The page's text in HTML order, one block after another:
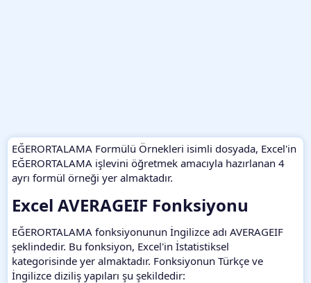
EĞERORTALAMA Formülü Örnekleri isimli dosyada, Excel'in
EĞERORTALAMA işlevini öğretmek amacıyla hazırlanan 4
ayrı formül örneği yer almaktadır.
Excel AVERAGEIF Fonksiyonu​
EĞERORTALAMA fonksiyonunun İngilizce adı AVERAGEIF
şeklindedir. Bu fonksiyon, Excel'in İstatistiksel
kategorisinde yer almaktadır. Fonksiyonun Türkçe ve
İngilizce diziliş yapıları şu şekildedir: